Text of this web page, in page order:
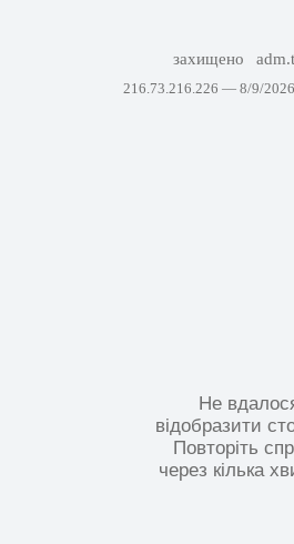
захищено
216.73.216.226 — 8/9/
Не
відобразити
Повторіть
через кілька